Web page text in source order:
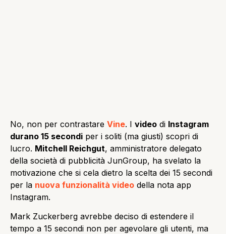
No, non per contrastare Vine. I video di Instagram
durano 15 secondi per i soliti (ma giusti) scopri di
lucro. Mitchell Reichgut, amministratore delegato
della società di pubblicità JunGroup, ha svelato la
motivazione che si cela dietro la scelta dei 15 secondi
per la nuova funzionalità video della nota app
Instagram.
Mark Zuckerberg avrebbe deciso di estendere il
tempo a 15 secondi non per agevolare gli utenti, ma